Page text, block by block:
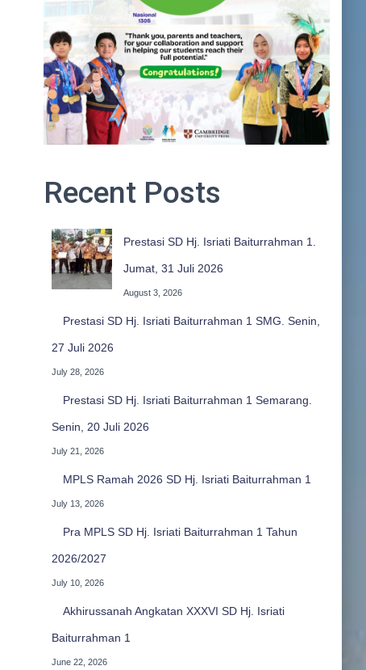
Recent Posts
Prestasi SD Hj. Isriati Baiturrahman 1.
Jumat, 31 Juli 2026
August 3, 2026
Prestasi SD Hj. Isriati Baiturrahman 1 SMG. Senin,
27 Juli 2026
July 28, 2026
Prestasi SD Hj. Isriati Baiturrahman 1 Semarang.
Senin, 20 Juli 2026
July 21, 2026
MPLS Ramah 2026 SD Hj. Isriati Baiturrahman 1
July 13, 2026
Pra MPLS SD Hj. Isriati Baiturrahman 1 Tahun
2026/2027
July 10, 2026
Akhirussanah Angkatan XXXVI SD Hj. Isriati
Baiturrahman 1
June 22, 2026